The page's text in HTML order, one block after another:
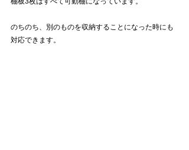
のちのち、別のものを収納することになった時にも
対応できます。